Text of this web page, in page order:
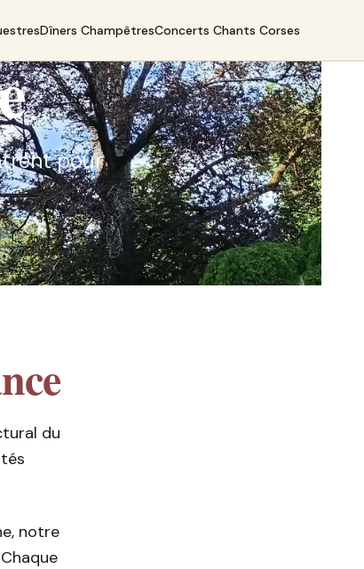
Dîners ChampêtresConcerts Chants Corses
pour
du
notre